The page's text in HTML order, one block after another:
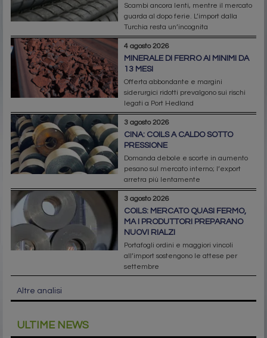
Scambi ancora lenti, mentre il mercato
guarda al dopo ferie. L’import dalla
Turchia resta un’incognita
4 agosto 2026
MINERALE DI FERRO AI MINIMI DA
13 MESI
Offerta abbondante e margini
siderurgici ridotti prevalgono sui rischi
legati a Port Hedland
3 agosto 2026
CINA: COILS A CALDO SOTTO
PRESSIONE
Domanda debole e scorte in aumento
pesano sul mercato interno; l’export
arretra più lentamente
3 agosto 2026
COILS: MERCATO QUASI FERMO,
MA I PRODUTTORI PREPARANO
NUOVI RIALZI
Portafogli ordini e maggiori vincoli
all’import sostengono le attese per
settembre
Altre analisi
ULTIME NEWS